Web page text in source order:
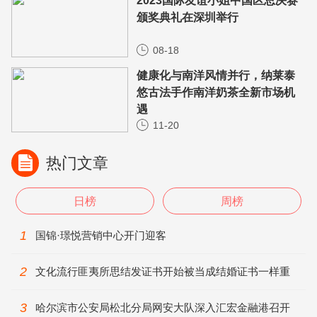
颁奖典礼在深圳举行
08-18
健康化与南洋风情并行，纳莱泰
悠古法手作南洋奶茶全新市场机
遇
11-20
热门文章
日榜 周榜
1 国锦·璟悦营销中心开门迎客
2
文化流行匪夷所思结发证书开始被当成结婚证书一样重
3 ​哈尔滨市公安局松北分局网安大队深入汇宏金融港召开